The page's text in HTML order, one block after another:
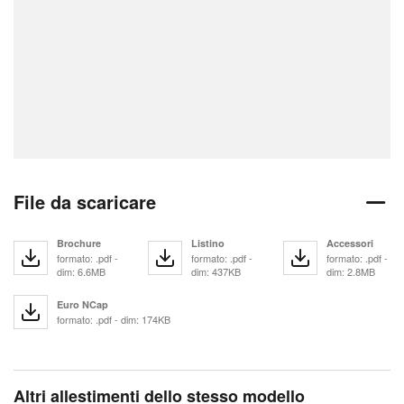
File da scaricare
Brochure
formato: .pdf -
dim: 6.6MB
Listino
formato: .pdf -
dim: 437KB
Accessori
formato: .pdf -
dim: 2.8MB
Euro NCap
formato: .pdf - dim: 174KB
Altri allestimenti dello stesso modello